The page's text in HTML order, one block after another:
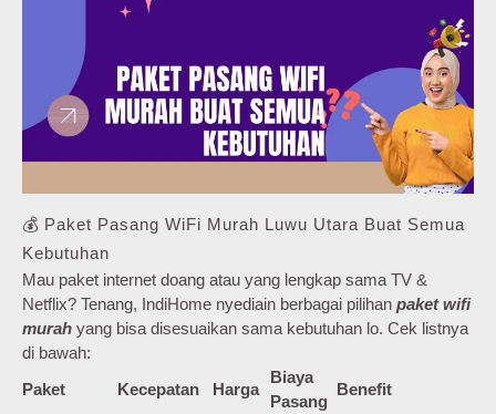
💰 Paket Pasang WiFi Murah Luwu Utara Buat Semua
Kebutuhan
Mau paket internet doang atau yang lengkap sama TV &
Netflix? Tenang, IndiHome nyediain berbagai pilihan paket wifi
murah yang bisa disesuaikan sama kebutuhan lo. Cek listnya
di bawah:
Paket
Kecepatan Harga
Biaya
Pasang
Benefit